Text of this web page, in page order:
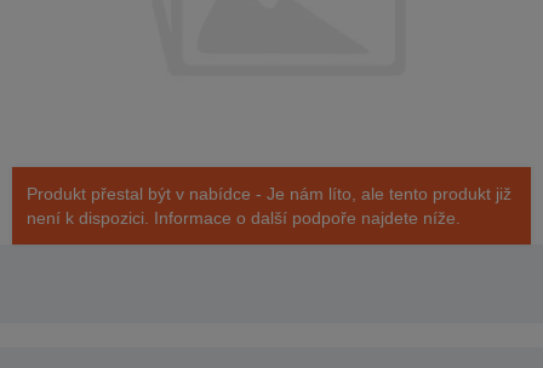
Produkt přestal být v nabídce - Je nám líto, ale tento produkt již
není k dispozici. Informace o další podpoře najdete níže.